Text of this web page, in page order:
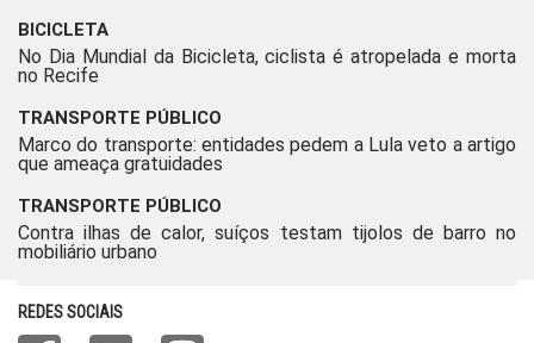
BICICLETA
No Dia Mundial da Bicicleta, ciclista é atropelada e morta
no Recife
TRANSPORTE PÚBLICO
Marco do transporte: entidades pedem a Lula veto a artigo
que ameaça gratuidades
TRANSPORTE PÚBLICO
Contra ilhas de calor, suíços testam tijolos de barro no
mobiliário urbano
REDES SOCIAIS